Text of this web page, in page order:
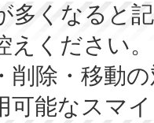
多くなると
えください
削除・移動
可能なスマ